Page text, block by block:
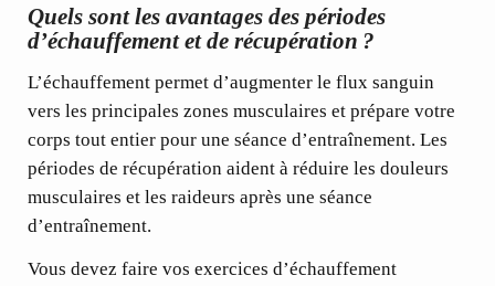
Quels sont les avantages des périodes
d’échauffement et de récupération ?
L’échauffement permet d’augmenter le flux sanguin
vers les principales zones musculaires et prépare votre
corps tout entier pour une séance d’entraînement. Les
périodes de récupération aident à réduire les douleurs
musculaires et les raideurs après une séance
d’entraînement.
Vous devez faire vos exercices d’échauffement